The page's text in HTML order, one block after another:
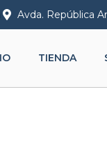
Avda. República
TIENDA